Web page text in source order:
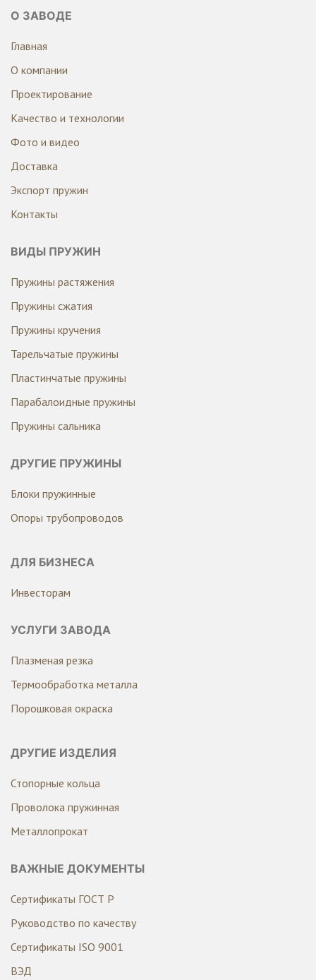
О ЗАВОДЕ
Главная
О компании
Проектирование
Качество и технологии
Фото и видео
Доставка
Экспорт пружин
Контакты
ВИДЫ ПРУЖИН
Пружины растяжения
Пружины сжатия
Пружины кручения
Тарельчатые пружины
Пластинчатые пружины
Парабалоидные пружины
Пружины сальника
ДРУГИЕ ПРУЖИНЫ
Блоки пружинные
Опоры трубопроводов
ДЛЯ БИЗНЕСА
Инвесторам
УСЛУГИ ЗАВОДА
Плазменая резка
Термообработка металла
Порошковая окраска
ДРУГИЕ ИЗДЕЛИЯ
Стопорные кольца
Проволока пружинная
Металлопрокат
ВАЖНЫЕ ДОКУМЕНТЫ
Сертификаты ГОСТ Р
Руководство по качеству
Сертификаты ISO 9001
ВЭД